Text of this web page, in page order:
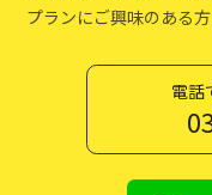
プランにご興味のある
電話